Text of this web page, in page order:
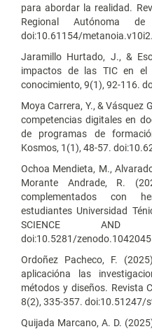
para abordar la realidad.
Regional Autónoma
doi:10.61154/
Jaramillo Hurtado, J., &
impactos de las TIC en el
conocimiento, 9(1), 92-116.
Moya Carrera, Y., & Vásquez
competencias digitales en
de programas de
Kosmos, 1(1), 48-57.
Ochoa Mendieta, M.,
Morante Andrade, R.
complementados con
estudiantes Universidad
SCIENCE AND
doi:10.5281/
Ordoñez Pacheco, F.
aplicacióna las
métodos y diseños. Revista
8(2), 335-357. doi:10.51247/
Quijada Marcano, A. D.